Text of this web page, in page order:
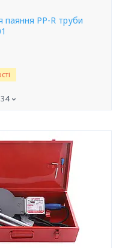
паяння PP-R труби